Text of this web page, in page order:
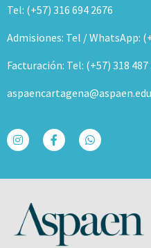
Tel: (+57) 316 694 2676
Admisiones: Tel / WhatsApp:
Facturación: Tel: (+57) 318 487